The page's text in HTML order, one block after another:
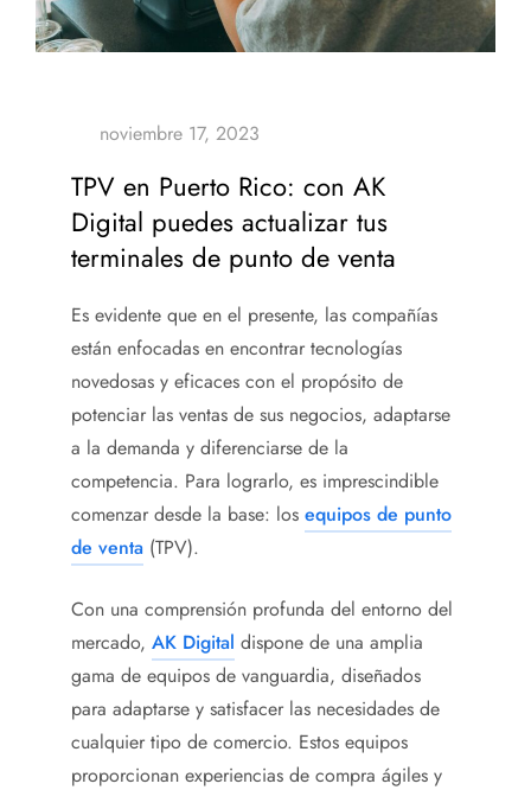
TPV en Puerto Rico: con AK
Digital puedes actualizar tus
terminales de punto de venta
Es evidente que en el presente, las compañías
están enfocadas en encontrar tecnologías
novedosas y eficaces con el propósito de
potenciar las ventas de sus negocios, adaptarse
a la demanda y diferenciarse de la
competencia. Para lograrlo, es imprescindible
comenzar desde la base: los equipos de punto
de venta (TPV).
Con una comprensión profunda del entorno del
mercado, AK Digital dispone de una amplia
gama de equipos de vanguardia, diseñados
para adaptarse y satisfacer las necesidades de
cualquier tipo de comercio. Estos equipos
proporcionan experiencias de compra ágiles y